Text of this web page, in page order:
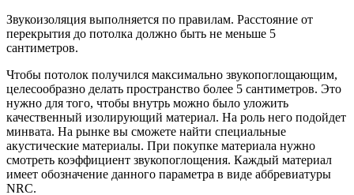
Звукоизоляция выполняется по правилам. Расстояние от
перекрытия до потолка должно быть не меньше 5
сантиметров.
Чтобы потолок получился максимально звукопоглощающим,
целесообразно делать пространство более 5 сантиметров. Это
нужно для того, чтобы внутрь можно было уложить
качественный изолирующий материал. На роль него подойдет
минвата. На рынке вы сможете найти специальные
акустические материалы. При покупке материала нужно
смотреть коэффициент звукопоглощения. Каждый материал
имеет обозначение данного параметра в виде аббревиатуры
NRC.